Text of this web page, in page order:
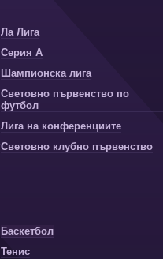
Ла Лига
Серия А
Шампионска лига
Световно първенство по
футбол
Лига на конференциите
Световно клубно първенство
Баскетбол
Тенис